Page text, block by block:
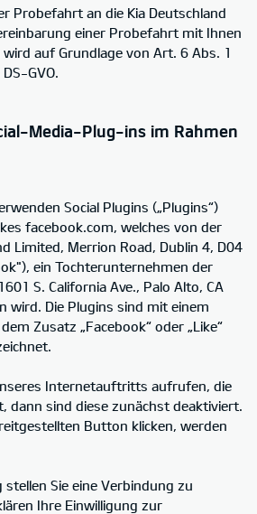
Probefahrt an die Kia Deutschland
einer Probefahrt mit Ihnen
auf Grundlage von Art. 6 Abs. 1
GVO.
Media-Plug-ins im Rahmen
Social Plugins („Plugins“)
facebook.com, welches von der
Limited, Merrion Road, Dublin 4, D04
ein Tochterunternehmen der
S. California Ave., Palo Alto, CA
wird. Die Plugins sind mit einem
Zusatz „Facebook“ oder „Like“
Internetauftritts aufrufen, die
dann sind diese zunächst deaktiviert.
Button klicken, werden
Sie eine Verbindung zu
Ihre Einwilligung zur